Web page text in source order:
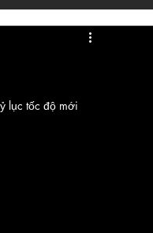
lục tốc độ mới